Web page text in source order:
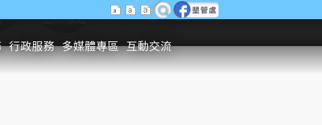
行政服務 多媒體專區 互動交流
生態旅遊